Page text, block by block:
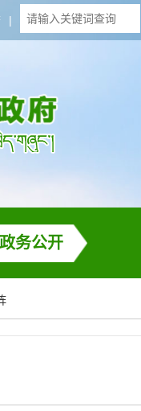
|
政务公开